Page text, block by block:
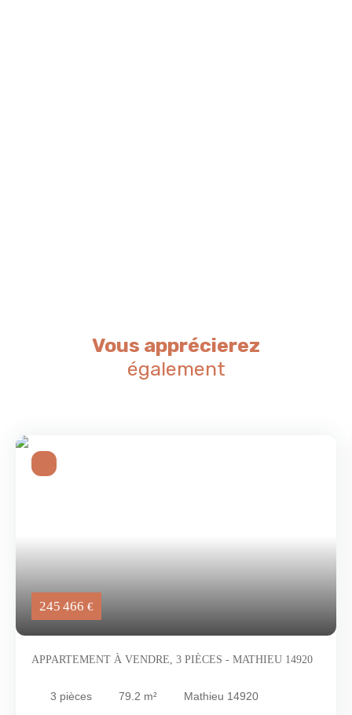
Vous apprécierez
également
245 466 €
APPARTEMENT À VENDRE, 3 PIÈCES - MATHIEU 14920
3 pièces 79.2 m² Mathieu 14920